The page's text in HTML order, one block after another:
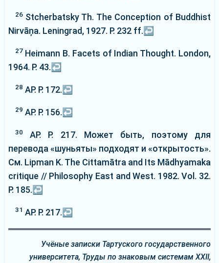
26Stcherbatsky Th. The Conception of Buddhist
Nirvāņa. Leningrad, 1927. P. 232 ff.↩
27Heimann B. Facets of Indian Thought. London,
1964. P. 43.↩
28 AP. P. 172.↩
29 AP. P. 156.↩
30
AP. P. 217. Может быть, поэтому для
перевода «шуньяты» подходят и «открытость».
См. Lipman K. The Cittamātra and Its Mādhyamaka
critique // Philosophy East and West. 1982. Vol. 32.
P. 185.↩
31 AP. P. 217.↩
Учёные записки Тартуского государственного
университета, Труды по знаковым системам XXII,